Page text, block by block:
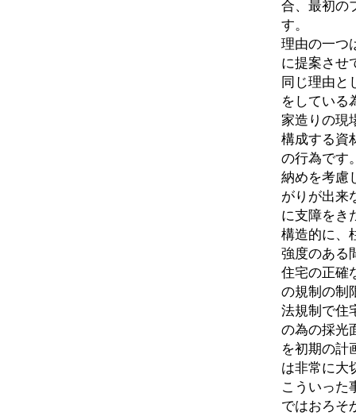
合、最初の
す。
理由の一つ
に提案させ
同じ理由と
をしている
家造りの現
構成する資
の行為です
納めを考慮
がりが出来
に支障をき
構造的に、
強度のある
住宅の正確
の規制の制
法規制で住
の為の採光
を初期の計
は非常に大
こういった
ではおろそ